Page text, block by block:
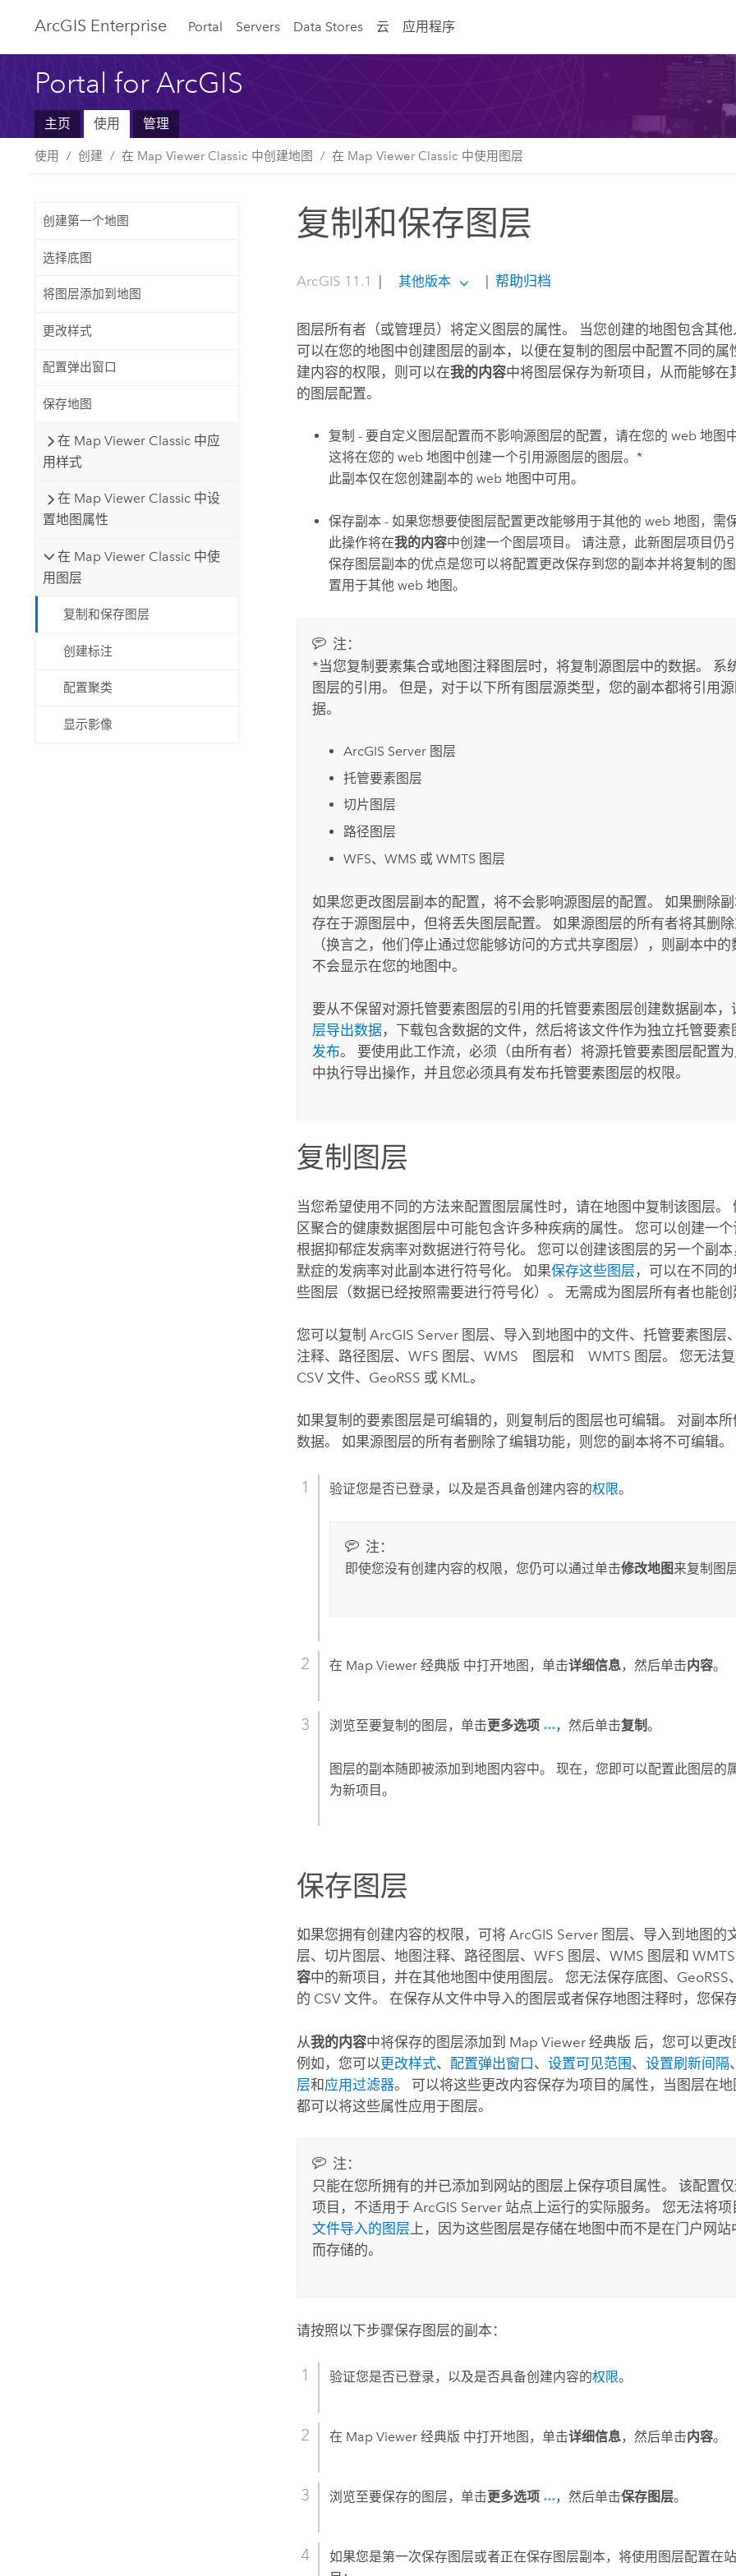
ArcGIS Enterprise Portal Servers Data Stores 云 应用程序
Portal for ArcGIS
主页 使用 管理
使用 创建 在 Map Viewer Classic 中创建地图 在 Map Viewer Classic 中使用图层
创建第一个地图
选择底图
将图层添加到地图
更改样式
配置弹出窗口
保存地图
在 Map Viewer Classic 中应
用样式
在 Map Viewer Classic 中设
置地图属性
在 Map Viewer Classic 中使
用图层
复制和保存图层
创建标注
配置聚类
显示影像
复制和保存图层
ArcGIS 11.1 | 其他版本 | 帮助归档
图层所有者（或管理员）将定义图层的属性。 当您创建的地图包含其他
可以在您的地图中创建图层的副本，以便在复制的图层中配置不同的属
建内容的权限，则可以在我的内容中将图层保存为新项目，从而能够在
的图层配置。
复制 - 要自定义图层配置而不影响源图层的配置，请在您的 web 地图
这将在您的 web 地图中创建一个引用源图层的图层。*
此副本仅在您创建副本的 web 地图中可用。
保存副本 - 如果您想要使图层配置更改能够用于其他的 web 地图，需
此操作将在我的内容中创建一个图层项目。 请注意，此新图层项目仍
保存图层副本的优点是您可以将配置更改保存到您的副本并将复制的
置用于其他 web 地图。
注：
*当您复制要素集合或地图注释图层时，将复制源图层中的数据。 系
图层的引用。 但是，对于以下所有图层源类型，您的副本都将引用
据。
ArcGIS Server 图层
托管要素图层
切片图层
路径图层
WFS、WMS 或 WMTS 图层
如果您更改图层副本的配置，将不会影响源图层的配置。 如果删除
存在于源图层中，但将丢失图层配置。 如果源图层的所有者将其删
（换言之，他们停止通过您能够访问的方式共享图层），则副本中的
不会显示在您的地图中。
要从不保留对源托管要素图层的引用的托管要素图层创建数据副本，
层导出数据，下载包含数据的文件，然后将该文件作为独立托管要素
发布。 要使用此工作流，必须（由所有者）将源托管要素图层配置
中执行导出操作，并且您必须具有发布托管要素图层的权限。
复制图层
当您希望使用不同的方法来配置图层属性时，请在地图中复制该图层。
区聚合的健康数据图层中可能包含许多种疾病的属性。 您可以创建一
根据抑郁症发病率对数据进行符号化。 您可以创建该图层的另一个副
默症的发病率对此副本进行符号化。 如果保存这些图层 ，可以在不同
些图层（数据已经按照需要进行符号化）。 无需成为图层所有者也能创
您可以复制ArcGIS Server 图层、导入到地图中的文件、托管要素图层
注释、路径图层、WFS 图层、WMS 图层和 WMTS 图层。 您无法
CSV 文件、GeoRSS 或 KML。
如果复制的要素图层是可编辑的，则复制后的图层也可编辑。 对副本
数据。 如果源图层的所有者删除了编辑功能，则您的副本将不可编辑。
验证您是否已登录，以及是否具备创建内容的权限。
注：
即使您没有创建内容的权限，您仍可以通过单击修改地图来复制图层
在 Map Viewer 经典版 中打开地图，单击详细信息，然后单击内容。
浏览至要复制的图层，单击更多选项 ，然后单击复制。
图层的副本随即被添加到地图内容中。 现在，您即可以配置此图层的
为新项目。
保存图层
如果您拥有创建内容的权限，可将ArcGIS Server 图层、导入到地图的
层、切片图层、地图注释、路径图层、WFS 图层、WMS 图层和
容中的新项目，并在其他地图中使用图层。 您无法保存底图、GeoRSS
的 CSV 文件。 在保存从文件中导入的图层或者保存地图注释时，您保
从我的内容中将保存的图层添加到 Map Viewer 经典版 后，您可以更改
例如，您可以更改样式、 配置弹出窗口、设置可见范围、设置刷新间隔
层和应用过滤器。 可以将这些更改内容保存为项目的属性，当图层在
都可以将这些属性应用于图层。
注：
只能在您所拥有的并已添加到网站的图层上保存项目属性。 该配置
项目，不适用于 ArcGIS Server站点上运行的实际服务。 您无法将项
文件导入的图层上，因为这些图层是存储在地图中而不是在门户网站
而存储的。
请按照以下步骤保存图层的副本：
验证您是否已登录，以及是否具备创建内容的权限。
在 Map Viewer 经典版 中打开地图，单击详细信息，然后单击内容。
浏览至要保存的图层，单击更多选项 ，然后单击保存图层。
如果您是第一次保存图层或者正在保存图层副本，将使用图层配置在